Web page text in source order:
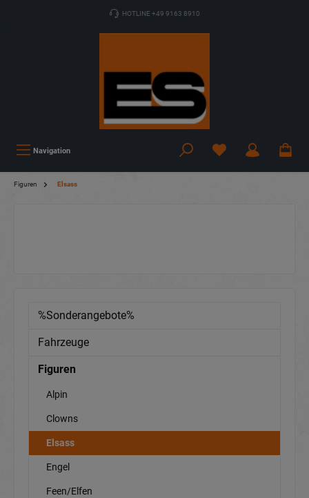
HOTLINE +49 9163 8910
Navigation
Figuren Elsass
%Sonderangebote%
Fahrzeuge
Figuren
Alpin
Clowns
Elsass
Engel
Feen/Elfen